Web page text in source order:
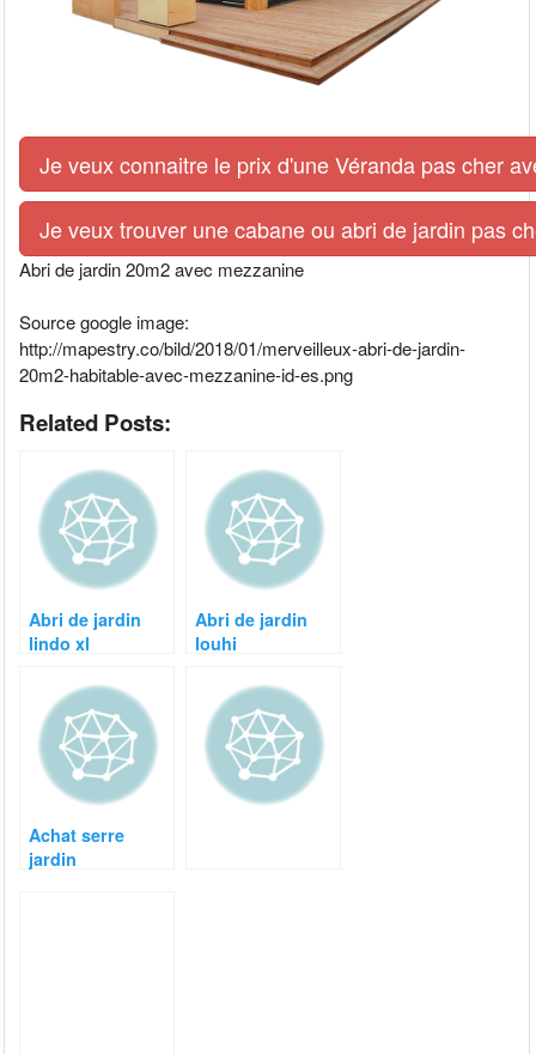
Je veux connaitre le prix d'une Véranda pas cher
Je veux trouver une cabane ou abri de jardin pas
Abri de jardin 20m2 avec mezzanine
Source google image:
http://mapestry.co/bild/2018/01/merveilleux-abri-de-jardin-
20m2-habitable-avec-mezzanine-id-es.png
Related Posts:
Abri de jardin
lindo xl
Abri de jardin
louhi
Achat serre
jardin